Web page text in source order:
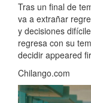
Tras un final de
va a extrañar
y decisiones
regresa con su
decidir appeared
Chilango.com